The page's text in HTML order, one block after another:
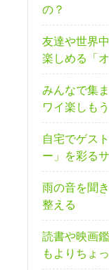
の？
友達や世界
楽しめる「
みんなで集
ワイ楽しもう
自宅でゲス
ー」を彩る
雨の音を聞
整える
読書や映画
もよりちょ